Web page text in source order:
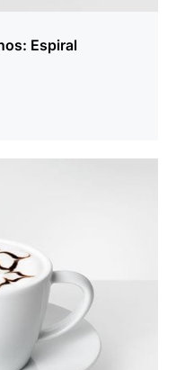
Espiral